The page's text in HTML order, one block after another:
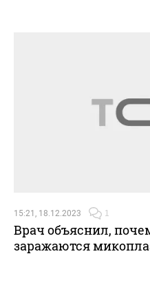
15:21, 18.12.2023 1
Врач объяснил,
заражаются